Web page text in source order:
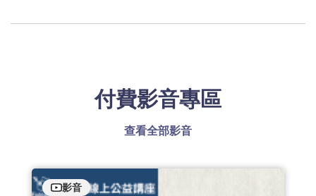
付費影音專區
查看全部影音
影音